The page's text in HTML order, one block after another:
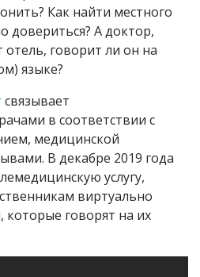
Как найти местного
довериться? А доктор,
говорит ли он на
языке?
связывает
в соответствии с
медицинской
В декабре 2019 года
услугу,
виртуально
которые говорят на их